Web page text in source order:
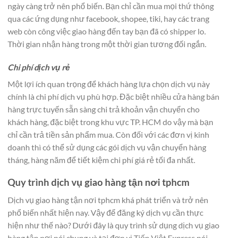
ngày càng trở nên phổ biến. Bạn chỉ cần mua mọi thứ thông
qua các ứng dụng như facebook, shopee, tiki, hay các trang
web còn công việc giao hàng đến tay bạn đã có shipper lo.
Thời gian nhận hàng trong một thời gian tương đối ngắn.
Chi phí dịch vụ rẻ
Một lợi ích quan trọng để khách hàng lựa chọn dịch vụ này
chính là chi phí dịch vụ phù hợp. Đặc biệt nhiều cửa hàng bán
hàng trực tuyến sẵn sàng chi trả khoản vận chuyển cho
khách hàng, đặc biệt trong khu vực TP. HCM do vậy mà bạn
chỉ cần trả tiền sản phẩm mua. Còn đối với các đơn vị kinh
doanh thì có thể sử dụng các gói dịch vụ vận chuyển hàng
tháng, hàng năm để tiết kiệm chi phí giá rẻ tối đa nhất.
Quy trình dịch vụ giao hàng tận nơi tphcm
Dịch vụ giao hàng tận nơi tphcm khá phát triển và trở nên
phổ biến nhất hiện nay. Vậy để đăng ký dịch vụ cần thực
hiện như thế nào? Dưới đây là quy trình sử dụng dịch vụ giao